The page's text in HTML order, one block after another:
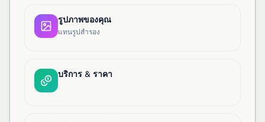
รูปภาพของคุณ
แทนรูปสำรอง
บริการ & ราคา